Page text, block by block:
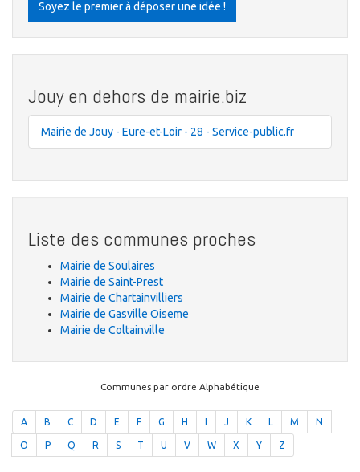
Soyez le premier à déposer une idée !
Jouy en dehors de mairie.biz
Mairie de Jouy - Eure-et-Loir - 28 - Service-public.fr
Liste des communes proches
Mairie de Soulaires
Mairie de Saint-Prest
Mairie de Chartainvilliers
Mairie de Gasville Oiseme
Mairie de Coltainville
Communes par ordre Alphabétique
A B C D E F G H J K L M N
O P Q R S T U V W X Y Z